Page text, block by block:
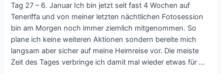
Tag 27 – 6. Januar Ich bin jetzt seit fast 4 Wochen auf
Teneriffa und von meiner letzten nächtlichen Fotosession
bin am Morgen noch immer ziemlich mitgenommen. So
plane ich keine weiteren Aktionen sondern bereite mich
langsam aber sicher auf meine Heimreise vor. Die meiste
Zeit des Tages verbringe ich damit mal wieder etwas für …